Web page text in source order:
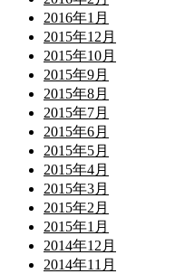
2016年1月
2015年12月
2015年10月
2015年9月
2015年8月
2015年7月
2015年6月
2015年5月
2015年4月
2015年3月
2015年2月
2015年1月
2014年12月
2014年11月